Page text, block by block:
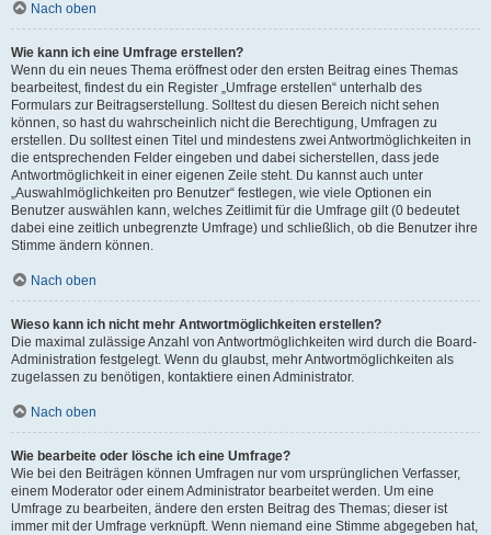
Nach oben
Wie kann ich eine Umfrage erstellen?
Wenn du ein neues Thema eröffnest oder den ersten Beitrag eines Themas
bearbeitest, findest du ein Register „Umfrage erstellen“ unterhalb des
Formulars zur Beitragserstellung. Solltest du diesen Bereich nicht sehen
können, so hast du wahrscheinlich nicht die Berechtigung, Umfragen zu
erstellen. Du solltest einen Titel und mindestens zwei Antwortmöglichkeiten in
die entsprechenden Felder eingeben und dabei sicherstellen, dass jede
Antwortmöglichkeit in einer eigenen Zeile steht. Du kannst auch unter
„Auswahlmöglichkeiten pro Benutzer“ festlegen, wie viele Optionen ein
Benutzer auswählen kann, welches Zeitlimit für die Umfrage gilt (0 bedeutet
dabei eine zeitlich unbegrenzte Umfrage) und schließlich, ob die Benutzer ihre
Stimme ändern können.
Nach oben
Wieso kann ich nicht mehr Antwortmöglichkeiten erstellen?
Die maximal zulässige Anzahl von Antwortmöglichkeiten wird durch die Board-
Administration festgelegt. Wenn du glaubst, mehr Antwortmöglichkeiten als
zugelassen zu benötigen, kontaktiere einen Administrator.
Nach oben
Wie bearbeite oder lösche ich eine Umfrage?
Wie bei den Beiträgen können Umfragen nur vom ursprünglichen Verfasser,
einem Moderator oder einem Administrator bearbeitet werden. Um eine
Umfrage zu bearbeiten, ändere den ersten Beitrag des Themas; dieser ist
immer mit der Umfrage verknüpft. Wenn niemand eine Stimme abgegeben hat,